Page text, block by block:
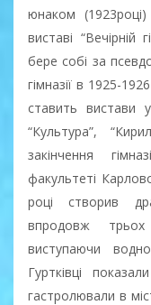
юнаком
виставі
бере собі за
гімназії в 1925-
ставить вистави
“Культура”,
закінчення
факультеті
році створив
впродовж
виступаючи
Гуртківці
гастролювали в